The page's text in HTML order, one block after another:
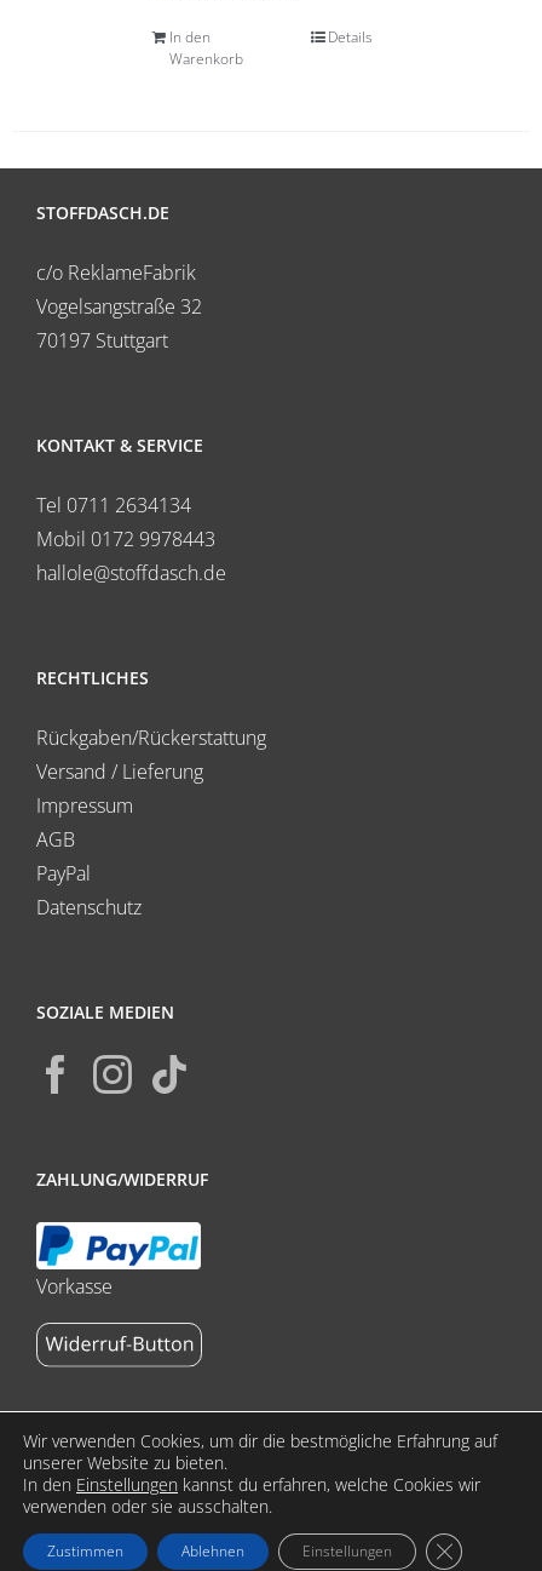
In den
Warenkorb
Details
STOFFDASCH.DE
c/o ReklameFabrik
Vogelsangstraße 32
70197 Stuttgart
KONTAKT & SERVICE
Tel 0711 2634134
Mobil 0172 9978443
hallole@stoffdasch.de
RECHTLICHES
Rückgaben/Rückerstattung
Versand / Lieferung
Impressum
AGB
PayPal
Datenschutz
SOZIALE MEDIEN
ZAHLUNG/WIDERRUF
Vorkasse
Copyright 2023 stoffdasch.de by ReklameFabrik | All Rights
Versandkosten.
Wir verwenden Cookies, um dir die bestmögliche Erfahrung auf
unserer Website zu bieten.
In den Einstellungen kannst du erfahren, welche Cookies wir
verwenden oder sie ausschalten.
Zustimmen Ablehnen Einstellungen GDPR